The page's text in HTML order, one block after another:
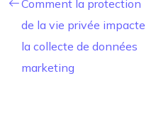
Comment la protection
de la vie privée impacte
la collecte de données
marketing